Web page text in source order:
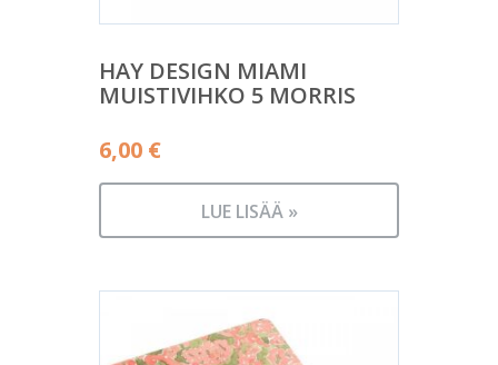
HAY DESIGN MIAMI
MUISTIVIHKO 5 MORRIS
6,00 €
LUE LISÄÄ »